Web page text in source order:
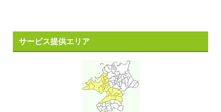
サービス提供エリア